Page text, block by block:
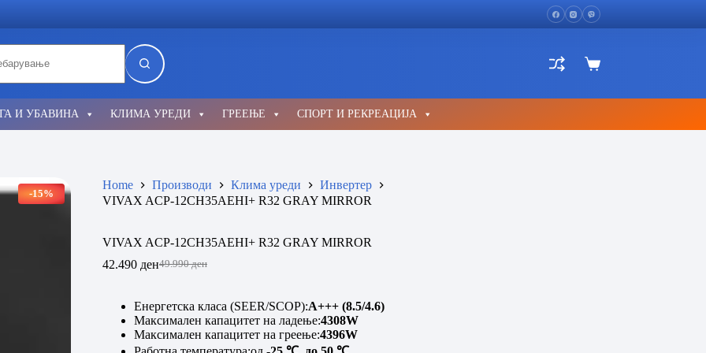
Shopping
И УБАВИНА КЛИМА УРЕДИ ГРЕЕЊЕ СПОРТ И РЕКРЕАЦИЈА
-15%
Home Производи Клима уреди
Инвертер
VIVAX ACP-12CH35AEHI+ R32 GRAY MIRROR
VIVAX ACP-12CH35AEHI+ R32 GRAY MIRROR
49.990ден
Original
49.990 ден.
42.490 денCurrent
42.490 ден.
Енергетска класа (SEER/SCOP):A+++ (8.5/4.6)
Максимален капацитет на ладење:4308W
Максимален капацитет на греење:4396W